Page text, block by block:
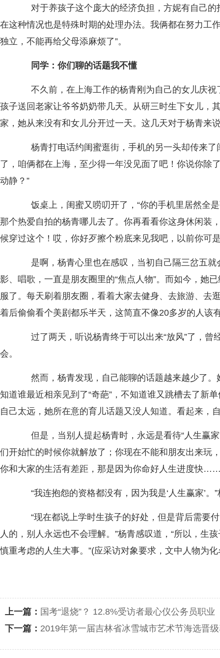
对于养孩子这个庞大的经济负担，方妮有自己的
在这种情况也是特殊时期的处理办法。我俩都在努力工
独立，不能再给父母添麻烦了”。
同学：你们聊的话题我不懂
不久前，在上海工作的杨青刚为自己的女儿庆祝
孩子送回老家让爷爷奶奶带几天。从研三时生下女儿，
家，她从来没有和女儿分开过一天。这几天对于杨青来
杨青打电话约闺蜜逛街，手机的另一头却传来了
了，咱俩都在上海，至少得一年没见面了吧！你说你除
动静？”
饭桌上，闺蜜又唠叨开了，“你的手机里居然全是
那个热爱自拍的杨青哪儿去了。你再看看你这身休闲装
候穿过这个！哎，你好歹擦个粉底来见我吧，以前你可
是啊，杨青心里也在感叹，当初自己隔三岔五就
影、唱歌，一直是朋友圈里的“焦点人物”。而如今，她
服了。每天刷着朋友圈，看着大家去健身、去旅游、去
着后偷偷看个美剧都乐半天，这简直不像20多岁的人该
过了两天，听说杨青终于可以出来“放风”了，曾
会。
然而，杨青发现，自己能聊的话题越来越少了。
知道谁最近相亲见到了“奇葩”，不知道谁又跳槽去了新
自己太远，她所在意的育儿话题又没人知道。看起来，
但是，当别人提起杨青时，永远是看待“人生赢家
们开始忙的时候你就解放了；你现在不能和朋友出来玩
你和大家的生活有差距，那是因为你命好人生进度快
“我连抱怨的资格都没有，因为我是‘人生赢家’。”
“现在都说上学时生孩子的好处，但是背后需要付
人的，别人永远也不会理解。”杨青感叹道，“所以，生
慎重考虑的人生大事。”(应采访对象要求，文中人物为化
上一篇： 国考“退烧”？ 12.8%受访者最心仪公务员职业
下一篇： 2019年第一届吉林省冰雪城市艺术节海选晋